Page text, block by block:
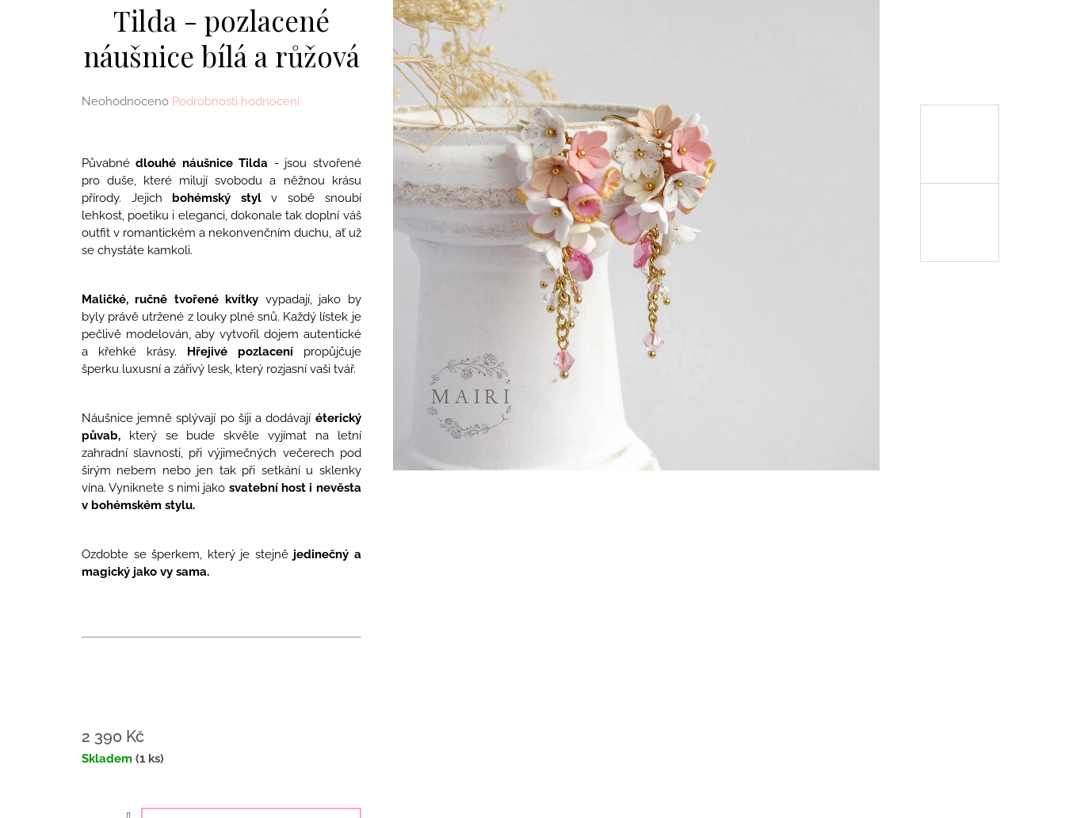
Tilda - pozlacené
náušnice bílá a růžová
Průměrné
0,0
z
5
hvězdiček.
Neohodnoceno Podrobnosti hodnocení
Půvabnédlouhé náušnice Tilda - jsou stvořené
pro duše, které milují svobodu a něžnou krásu
přírody. Jejich bohémský stylv sobě snoubí
lehkost, poetiku i eleganci, dokonale tak doplní váš
outfit v romantickém a nekonvenčním duchu, ať už
se chystáte kamkoli.
Maličké, ručně tvořené kvítky vypadají, jako by
byly právě utržené z louky plné snů. Každý lístek je
pečlivě modelován, aby vytvořil dojem autentické
a křehké krásy. Hřejivé pozlacenípropůjčuje
šperku luxusní a zářivý lesk, který rozjasní vaši tvář.
Náušnice jemně splývají po šíji a dodávají éterický
půvab, který se bude skvěle vyjímat na letní
zahradní slavnosti, při výjimečných večerech pod
širým nebem nebo jen tak při setkání u sklenky
vína. Vyniknete s nimi jako svatební host i nevěsta
v bohémském stylu.
Ozdobte se šperkem, který je stejně jedinečný a
magický jako vy sama.
2 390 Kč
Měrná
Skladem (1 ks)
NÁUŠNICE S RŮŽEMI A PIVOŇKAMI
1 990 Kč